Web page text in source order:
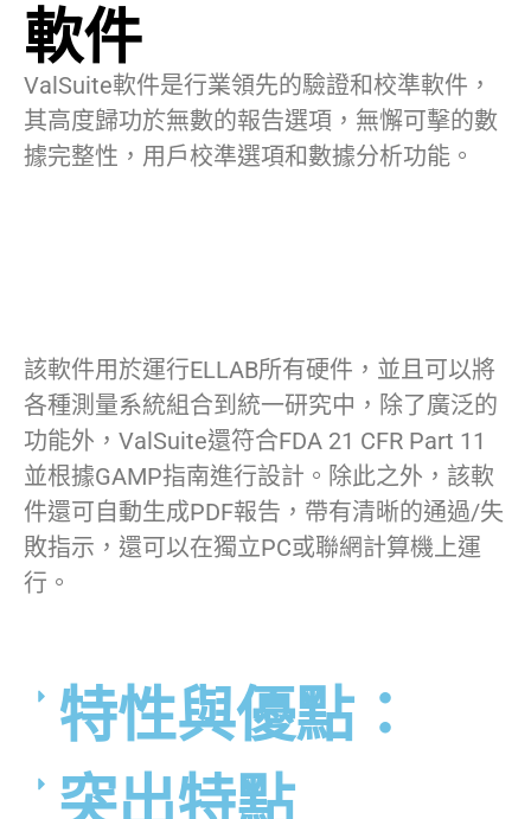
軟件
ValSuite軟件是行業領先的驗證和校準軟件，
其高度歸功於無數的報告選項，無懈可擊的數
據完整性，用戶校準選項和數據分析功能。
該軟件用於運行ELLAB所有硬件，並且可以將
各種測量系統組合到統一研究中，除了廣泛的
功能外，ValSuite還符合FDA 21 CFR Part 11
並根據GAMP指南進行設計。除此之外，該軟
件還可自動生成PDF報告，帶有清晰的通過/失
敗指示，還可以在獨立PC或聯網計算機上運
行。
特性與優點：
突出特點